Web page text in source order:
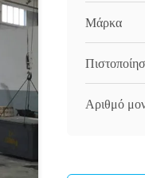
Μάρκα
Αριθμό